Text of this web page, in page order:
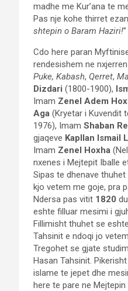
madhe me Kur’ana te
Pas nje kohe thirret
shtepin o Baram Haziri!
Cdo here paran
rendesishem ne
Puke, Kabash, Qerret,
Dizdari (1800-1900),
Imam Zenel Adem
Aga (Kryetar i Kuvendit
1976), Imam Shaban
gjaqeve Kapllan Ismail
Imam Zenel Hoxha
nxenes i Mejtepit Iballe
Sipas te dhenave thuhet
kjo vetem me goje, pra
Ndersa pas vitit 1820
eshte filluar mesimi i
Fillimisht thuhet se
Tahsinit e ndoqi jo
Tregohet se gjate
Hasan Tahsinit.
islame te jepet dhe
here te pare ne